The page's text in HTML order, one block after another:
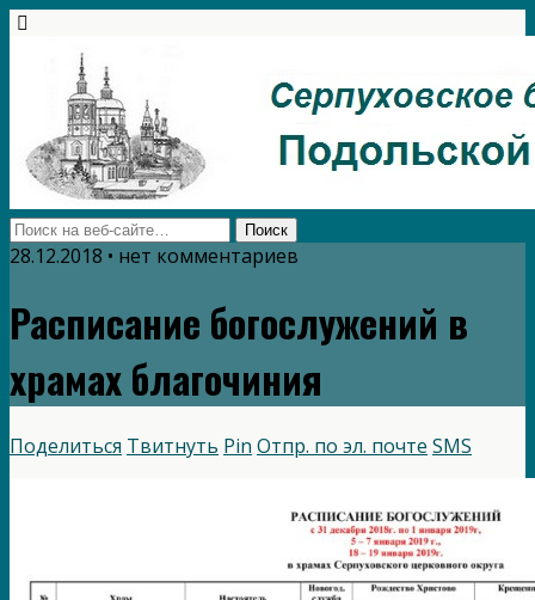
28.12.2018 • нет комментариев
Расписание богослужений в
храмах благочиния
Поделиться Твитнуть Pin Отпр. по эл. почте SMS